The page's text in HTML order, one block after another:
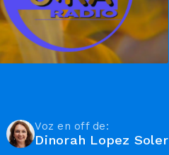
Voz en off de:
Dinorah Lopez Soler